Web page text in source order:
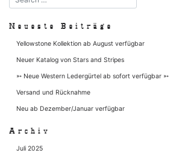
Neueste Beiträge
Yellowstone Kollektion ab August verfügbar
Neuer Katalog von Stars and Stripes
➳ Neue Western Ledergürtel ab sofort verfügbar ➳
Versand und Rücknahme
Neu ab Dezember/Januar verfügbar
Archiv
Juli 2025